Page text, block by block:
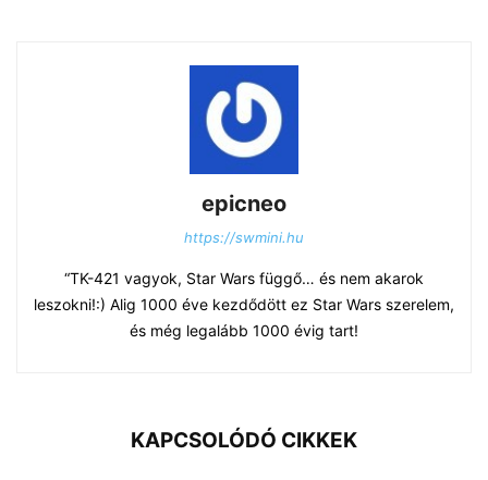
epicneo
https://swmini.hu
“TK-421 vagyok, Star Wars függő… és nem akarok
leszokni!:) Alig 1000 éve kezdődött ez Star Wars szerelem,
és még legalább 1000 évig tart!
KAPCSOLÓDÓ CIKKEK